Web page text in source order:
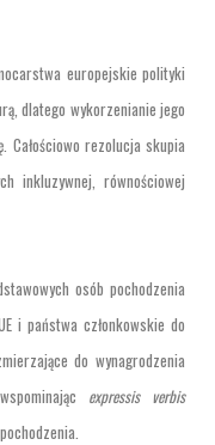
europejskie polityki
dlatego wykorzenianie jego
Całościowo rezolucja skupia
inkluzywnej, równościowej
osób pochodzenia
i państwa członkowskie do
do wynagrodzenia
expressis verbis